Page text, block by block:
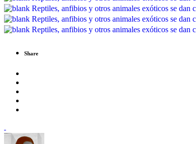
Share